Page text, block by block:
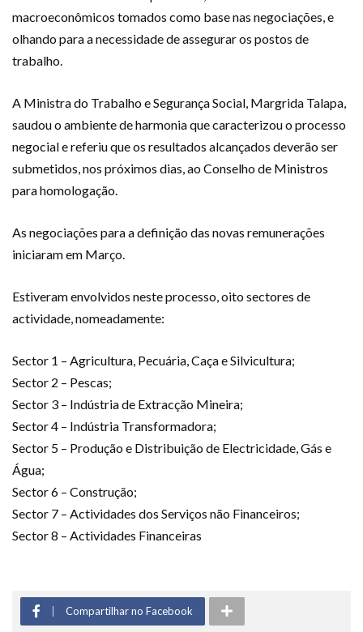
macroeconômicos tomados como base nas negociações, e
olhando para a necessidade de assegurar os postos de
trabalho.
A Ministra do Trabalho e Segurança Social, Margrida Talapa,
saudou o ambiente de harmonia que caracterizou o processo
negocial e referiu que os resultados alcançados deverão ser
submetidos, nos próximos dias, ao Conselho de Ministros
para homologação.
As negociações para a definição das novas remunerações
iniciaram em Março.
Estiveram envolvidos neste processo, oito sectores de
actividade, nomeadamente:
Sector 1 – Agricultura, Pecuária, Caça e Silvicultura;
Sector 2 – Pescas;
Sector 3 – Indústria de Extracção Mineira;
Sector 4 – Indústria Transformadora;
Sector 5 – Produção e Distribuição de Electricidade, Gás e
Água;
Sector 6 – Construção;
Sector 7 – Actividades dos Serviços não Financeiros;
Sector 8 – Actividades Financeiras
Compartilhar no Facebook